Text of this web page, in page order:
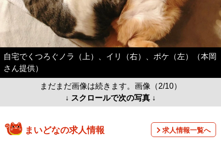
自宅でくつろぐノラ（上）、イリ（右）、ポケ（左）（本岡
さん提供）
まだまだ画像は続きます。画像（2/10）
↓ スクロールで次の写真 ↓
まいどなの求人情報 求人情報一覧へ